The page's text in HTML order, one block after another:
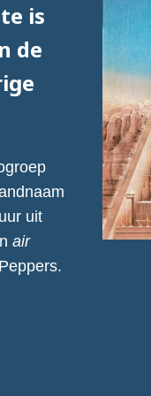
is
de
uit
air